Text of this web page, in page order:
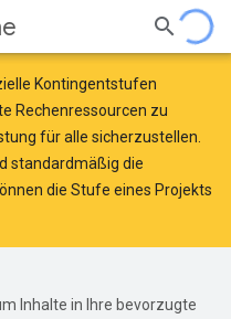
Kontingentstufen
Rechenressourcen zu
für alle sicherzustellen.
standardmäßig die
die Stufe eines Projekts
Inhalte in Ihre bevorzugte